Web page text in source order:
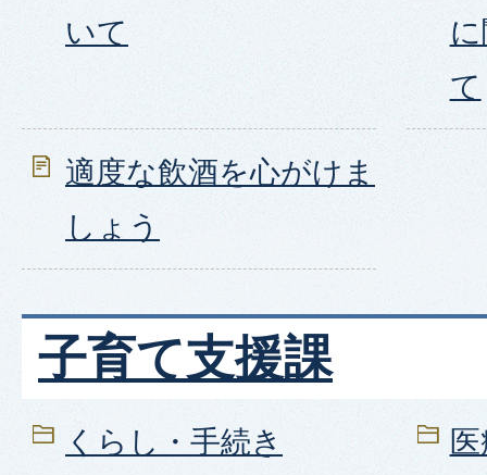
いて
て
適度な飲酒を心がけま
しょう
子育て支援課
くらし・手続き